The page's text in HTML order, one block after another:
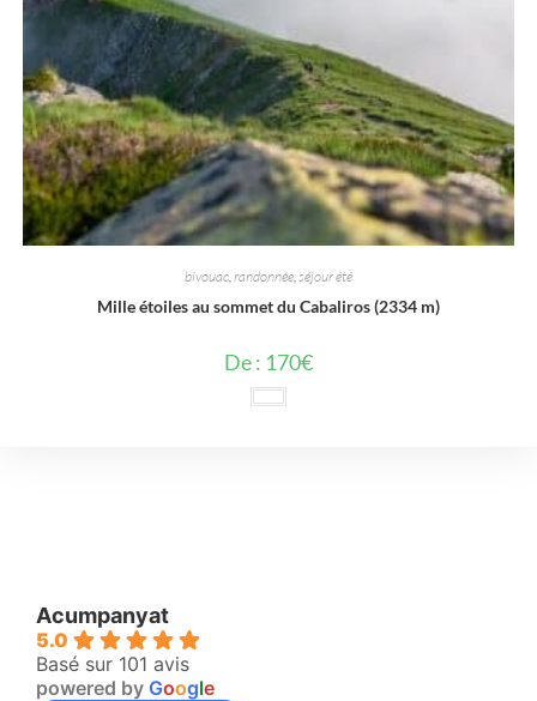
bivouac randonnée séjour été
Mille étoiles au sommet du Cabaliros (2334 m)
De : 170€
Acumpanyat
5.0
Basé sur 101 avis
powered by Google